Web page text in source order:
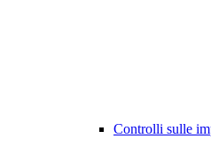
Controlli sulle